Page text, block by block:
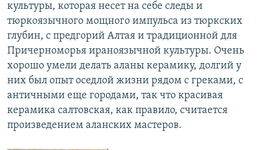
культуры, которая несет на себе следы и
тюркоязычного мощного импульса из тюркских
глубин, с предгорий Алтая и традиционной для
Причерноморья ираноязычной культуры. Очень
хорошо умели делать аланы керамику, долгий у
них был опыт оседлой жизни рядом с греками, с
античными еще городами, так что красивая
керамика салтовская, как правило, считается
произведением аланских мастеров.